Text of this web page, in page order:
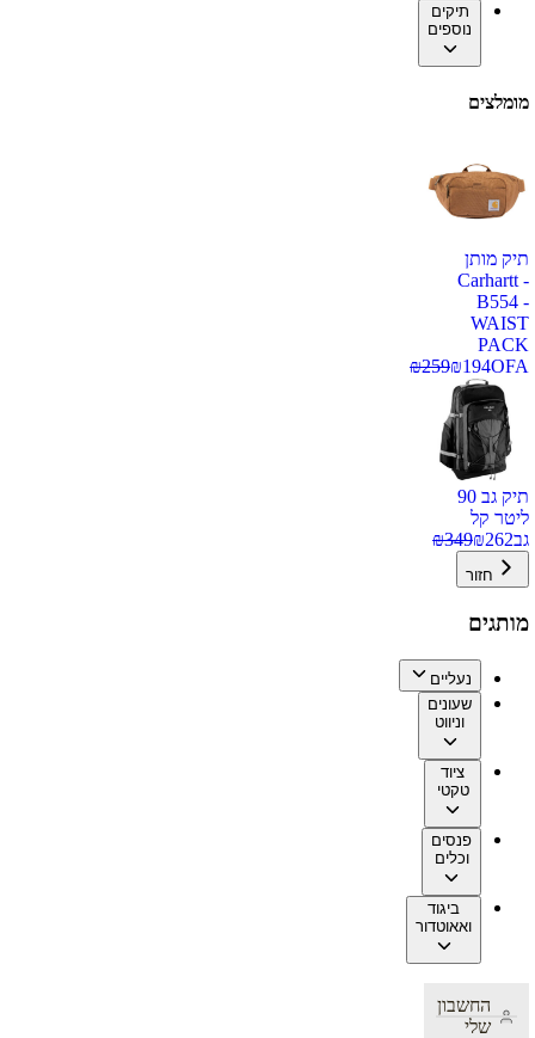
תיקים
נוספים
מומלצים
תיק מותן
Carhartt -
B554 -
WAIST
PACK
OFA
₪194
₪259
תיק גב 90
ליטר קל
גב
₪262
₪349
חזור
מותגים
נעליים
שעונים
וניווט
ציוד
טקטי
פנסים
וכלים
ביגוד
ואאוטדור
החשבון
שלי